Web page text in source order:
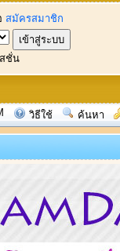
สมัครสมาชิก
ชั่น
วิธีใช้ ค้นหา